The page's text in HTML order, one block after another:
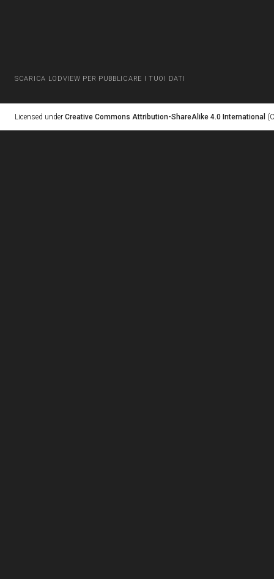
SCARICA LODVIEW PER PUBBLICARE I TUOI DATI
Licensed under Creative Commons Attribution-ShareAlike 4.0 International